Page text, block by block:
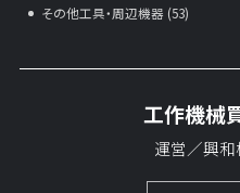
その他工具・周辺機器 (53)
工作機械
運営／興